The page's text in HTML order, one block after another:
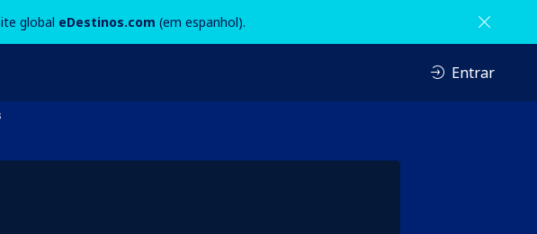
global eDestinos.com (em espanhol).
Entrar